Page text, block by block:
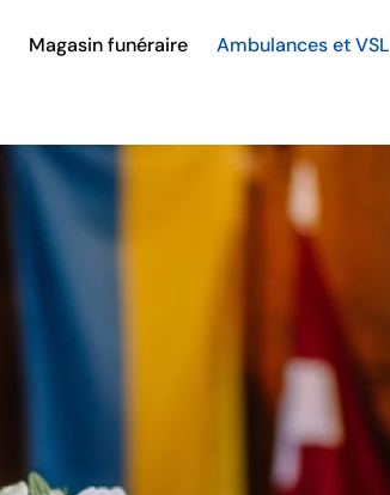
Magasin funéraire Ambulances et VSL